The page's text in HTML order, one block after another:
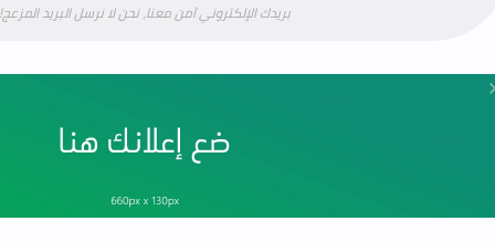
بريدك الإلكتروني آمن معنا، نحن لا نرسل البريد المزعج!